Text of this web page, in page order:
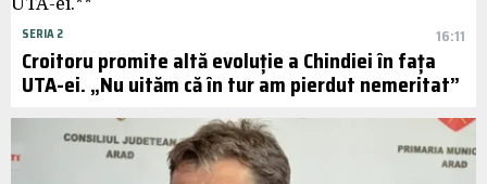
SERIA 2 16:11
Croitoru promite altă evoluție a Chindiei în fața
UTA-ei. „Nu uităm că în tur am pierdut nemeritat”